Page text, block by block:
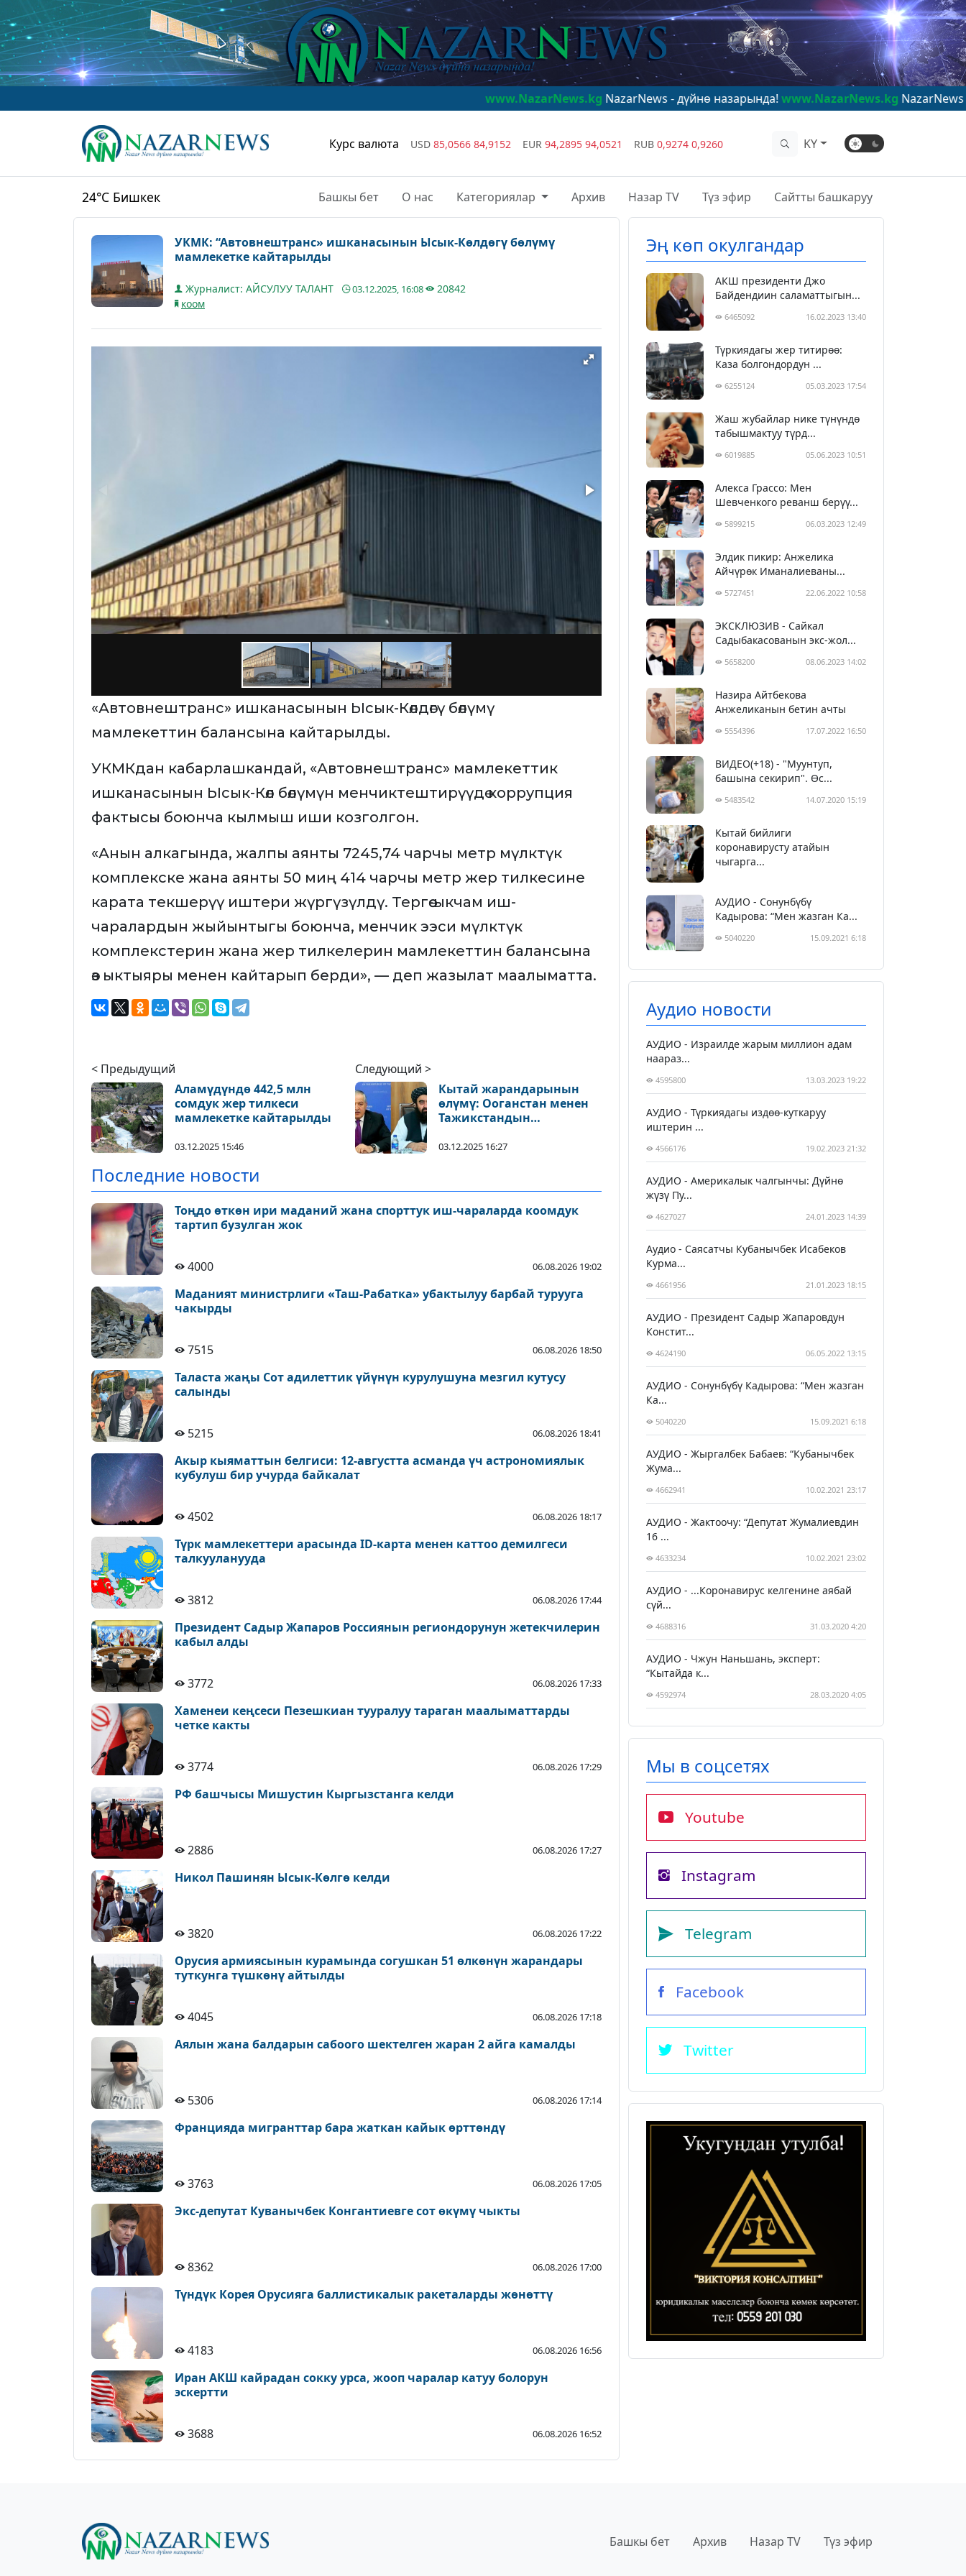
www.NazarNews.kgNazarNews - дүйнө назарында!www.NazarNews.kgNazarNews - в центре
Курс валюта USD 85,0566 84,9152 EUR 94,2895 94,0521 RUB 0,9274 0,9260 KY
24°C Бишкек Башкы бет О нас Категориялар Архив Назар TV Түз эфир Сайтты башкаруу
УКМК: “Автовнештранс» ишканасынын Ысык-Көлдөгү бөлүмү
мамлекетке кайтарылды
Журналист: АЙСУЛУУ ТАЛАНТ 03.12.2025, 16:08
20842
коом
«Автовнештранс» ишканасынын Ысык-Көлдөгү бөлүмү
мамлекеттин балансына кайтарылды.
УКМКдан кабарлашкандай, «Автовнештранс» мамлекеттик
ишканасынын Ысык-Көл бөлүмүн менчиктештирүүдө коррупция
фактысы боюнча кылмыш иши козголгон.
«Анын алкагында, жалпы аянты 7245,74 чарчы метр мүлктүк
комплекске жана аянты 50 миң 414 чарчы метр жер тилкесине
карата текшерүү иштери жүргүзүлдү. Тергөө-ыкчам иш-
чаралардын жыйынтыгы боюнча, менчик ээси мүлктүк
комплекстерин жана жер тилкелерин мамлекеттин балансына
өз ыктыяры менен кайтарып берди», — деп жазылат маалыматта.
< Предыдущий
Аламүдүндө 442,5 млн
сомдук жер тилкеси
мамлекетке кайтарылды
03.12.2025 15:46
Следующий >
Кытай жарандарынын
өлүмү: Ооганстан менен
Тажикстандын
арадагы кырдаалды
03.12.2025 16:27
Последние новости
Тоңдо өткөн ири маданий жана спорттук иш-чараларда коомдук
тартип бузулган жок
4000 06.08.2026 19:02
Маданият министрлиги «Таш-Рабатка» убактылуу барбай турууга
чакырды
7515 06.08.2026 18:50
Таласта жаңы Сот адилеттик үйүнүн курулушуна мезгил кутусу
салынды
5215 06.08.2026 18:41
Акыр кыяматтын белгиси: 12-августта асманда үч астрономиялык
кубулуш бир учурда байкалат
4502 06.08.2026 18:17
Түрк мамлекеттери арасында ID-карта менен каттоо демилгеси
талкууланууда
3812 06.08.2026 17:44
Президент Садыр Жапаров Россиянын региондорунун жетекчилерин
кабыл алды
3772 06.08.2026 17:33
Хаменеи кеңсеси Пезешкиан тууралуу тараган маалыматтарды
четке какты
3774 06.08.2026 17:29
РФ башчысы Мишустин Кыргызстанга келди
2886 06.08.2026 17:27
Никол Пашинян Ысык-Көлгө келди
3820 06.08.2026 17:22
Орусия армиясынын курамында согушкан 51 өлкөнүн жарандары
туткунга түшкөнү айтылды
4045 06.08.2026 17:18
Аялын жана балдарын сабоого шектелген жаран 2 айга камалды
5306 06.08.2026 17:14
Францияда мигранттар бара жаткан кайык өрттөндү
3763 06.08.2026 17:05
Экс-депутат Куванычбек Конгантиевге сот өкүмү чыкты
8362 06.08.2026 17:00
Түндүк Корея Орусияга баллистикалык ракеталарды жөнөттү
4183 06.08.2026 16:56
Иран АКШ кайрадан сокку урса, жооп чаралар катуу болорун
эскертти
3688 06.08.2026 16:52
Эң көп окулгандар
АКШ президенти Джо
Байдендиин саламаттыгын...
6465092 16.02.2023 13:40
Түркиядагы жер титирөө:
Каза болгондордун ...
6255124 05.03.2023 17:54
Жаш жубайлар нике түнүндө
табышмактуу түрд...
6019885 05.06.2023 10:51
Алекса Грассо: Мен
Шевченкого реванш берүү...
5899215 06.03.2023 12:49
Элдик пикир: Анжелика
Айчүрөк Иманалиеваны...
5727451 22.06.2022 10:58
ЭКСКЛЮЗИВ - Сайкал
Садыбакасованын экс-жол...
5658200 08.06.2023 14:02
Назира Айтбекова
Анжеликанын бетин ачты
5554396 17.07.2022 16:50
ВИДЕО(+18) - "Муунтуп,
башына секирип". Өс...
5483542 14.07.2020 15:19
Кытай бийлиги
коронавирусту атайын
чыгарга...
АУДИО - Сонунбүбү
Кадырова: “Мен жазган Ка...
5040220 15.09.2021 6:18
Аудио новости
АУДИО - Израилде жарым миллион адам
наараз...
4595800 13.03.2023 19:22
АУДИО - Түркиядагы издөө-куткаруу
иштерин ...
4566176 19.02.2023 21:32
АУДИО - Америкалык чалгынчы: Дүйнө
жүзү Пу...
4627027 24.01.2023 14:39
Аудио - Саясатчы Кубанычбек Исабеков
Курма...
4661956 21.01.2023 18:15
АУДИО - Президент Садыр Жапаровдун
Констит...
4624190 06.05.2022 13:15
АУДИО - Сонунбүбү Кадырова: “Мен жазган
Ка...
5040220 15.09.2021 6:18
АУДИО - Жыргалбек Бабаев: “Кубанычбек
Жума...
4662941 10.02.2021 23:17
АУДИО - Жактоочу: “Депутат Жумалиевдин
16 ...
4633234 10.02.2021 23:02
АУДИО - ...Коронавирус келгенине аябай
сүй...
4688316 31.03.2020 4:20
АУДИО - Чжун Наньшань, эксперт:
“Кытайда к...
4592974 28.03.2020 4:05
Мы в соцсетях
Youtube
Instagram
Telegram
Facebook
Twitter
Башкы бет Архив Назар TV Түз эфир